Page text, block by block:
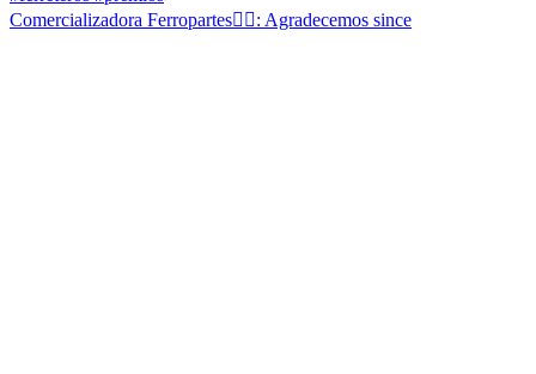
Comercializadora Ferropartes✍🏻: Agradecemos since